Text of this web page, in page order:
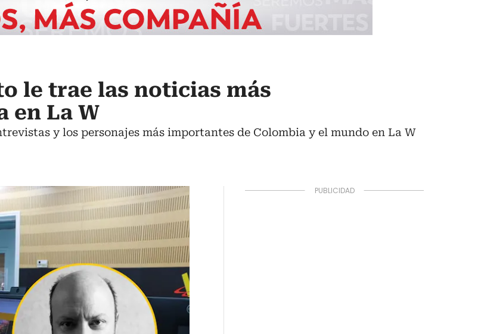
le trae las noticias más
en La W
y los personajes más importantes de Colombia y el mundo en La W